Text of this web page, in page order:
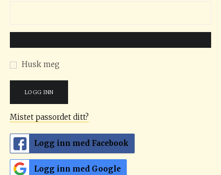
Husk meg
LOGG INN
Mistet passordet ditt?
Logg inn med Facebook
Logg inn med Google